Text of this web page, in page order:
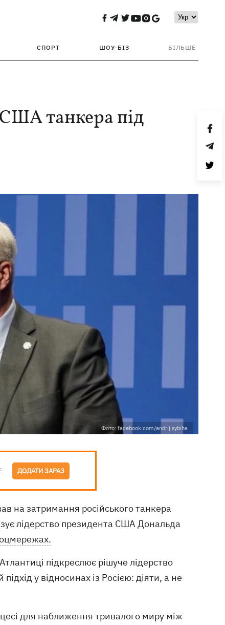
СПОРТ ШОУ-БІЗ БІЛЬШЕ
танкера під
Фото: facebook.com/andrij.sybiha
ДОДАТИ ЗАРАЗ
на затримання російського танкера
лідерство президента США Дональда
підкреслює рішуче лідерство
у відносинах із Росією: діяти, а не
для наближення тривалого миру між